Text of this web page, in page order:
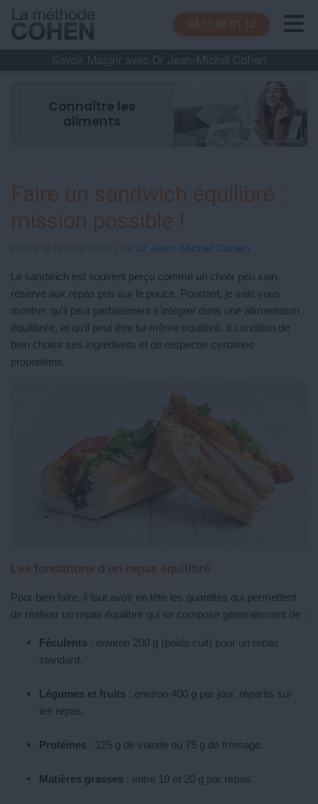
04 11 88 01 12
Connaître les
aliments
Faire un sandwich équilibré :
mission possible !
Dr Jean-Michel Cohen
Le sandwich est souvent perçu comme un choix peu sain,
réservé aux repas pris sur le pouce. Pourtant, je vais vous
montrer qu’il peut parfaitement s'intégrer dans une alimentation
équilibrée, et qu’il peut être lui-même équilibré, à condition de
bien choisir ses ingrédients et de respecter certaines
proportions.
Les fondations d'un repas équilibré
Pour bien faire, il faut avoir en tête les quantités qui permettent
de réaliser un repas équilibré qui se compose généralement de :
Féculents : environ 200 g (poids cuit) pour un repas
standard.
Légumes et fruits : environ 400 g par jour, répartis sur
les repas.
Protéines : 125 g de viande ou 75 g de fromage.
Matières grasses : entre 10 et 20 g par repas.